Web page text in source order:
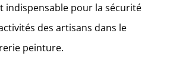
indispensable pour la sécurité
des artisans dans le
peinture.